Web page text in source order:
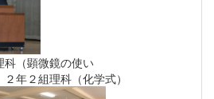
微鏡の使い
科（化学式）